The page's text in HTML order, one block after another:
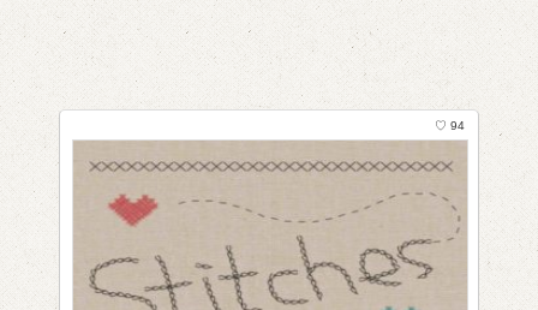
フリーソフト
PC便利機能
WEBテンプレート･テーマ
♡ 94